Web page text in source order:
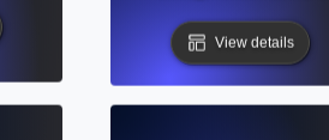
View details